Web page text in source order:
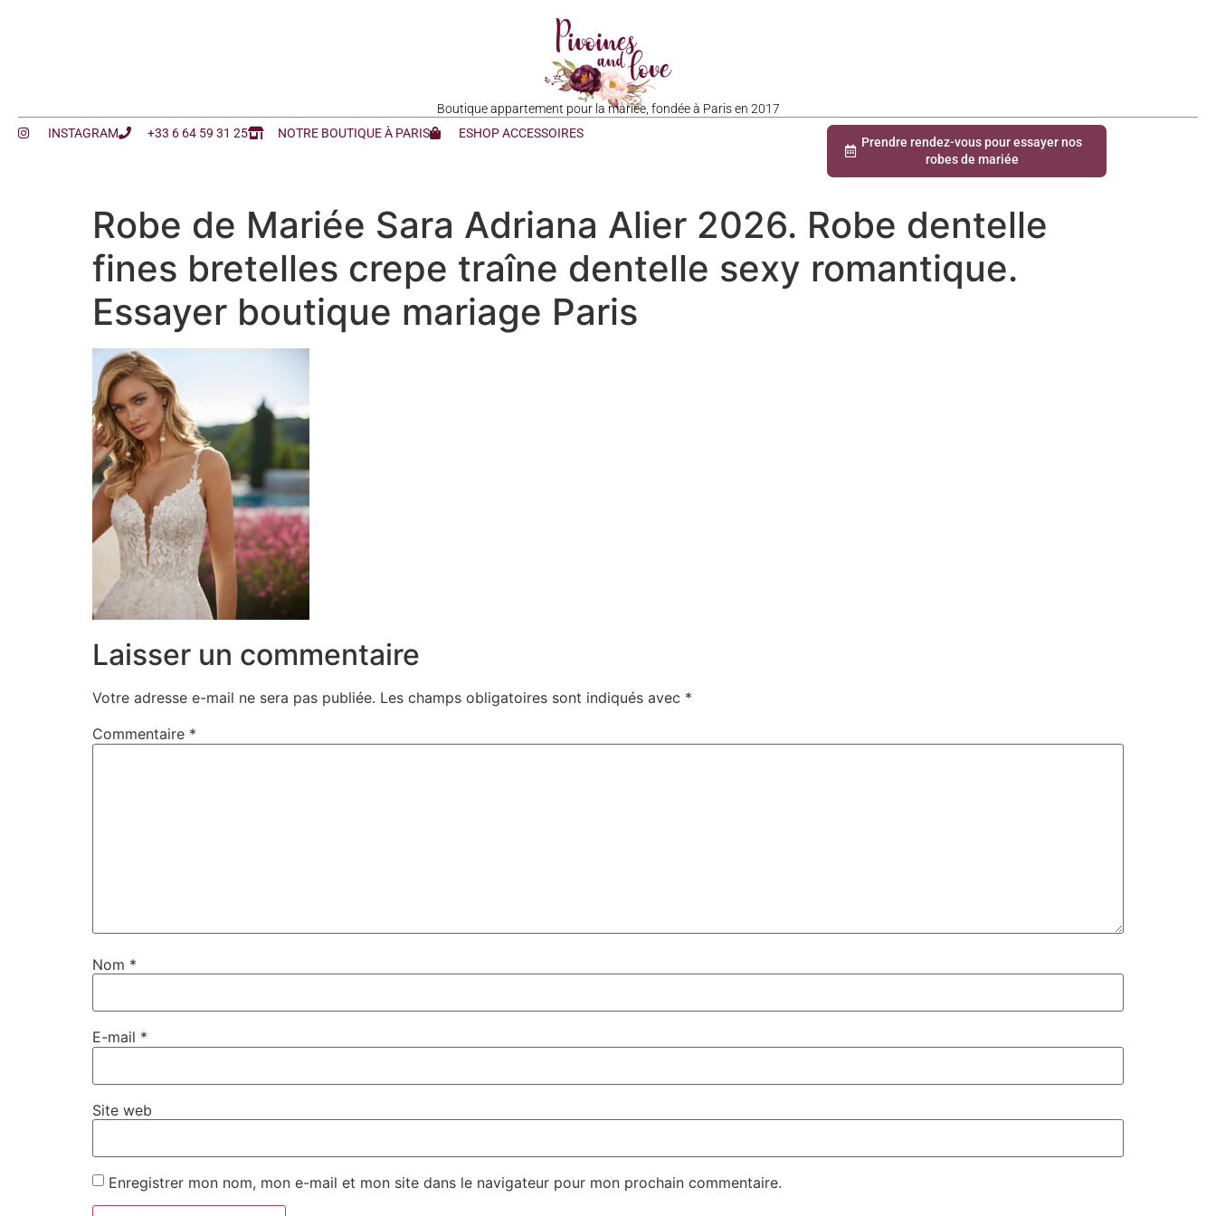
Boutique appartement pour la mariée, fondée à Paris en 2017
INSTAGRAM
+33 6 64 59 31 25 NOTRE BOUTIQUE À PARIS ESHOP ACCESSOIRES
Prendre rendez-vous pour essayer nos
robes de mariée
Robe de Mariée Sara Adriana Alier 2026. Robe dentelle
fines bretelles crepe traîne dentelle sexy romantique.
Essayer boutique mariage Paris
Laisser un commentaire
Votre adresse e-mail ne sera pas publiée. Les champs obligatoires sont indiqués avec *
Commentaire *
Nom *
E-mail *
Site web
Enregistrer mon nom, mon e-mail et mon site dans le navigateur pour mon prochain commentaire.